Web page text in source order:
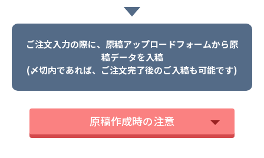
ご注文入力の際に、原稿アップロードフォームから原
稿データを入稿
(〆切内であれば、ご注文完了後のご入稿も可能です)
原稿作成時の注意